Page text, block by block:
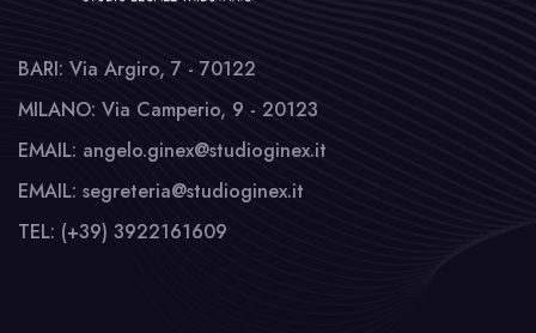
BARI: Via Argiro, 7 - 70122
MILANO: Via Camperio, 9 - 20123
EMAIL: angelo.ginex@studioginex.it
EMAIL: segreteria@studioginex.it
TEL: (+39) 3922161609